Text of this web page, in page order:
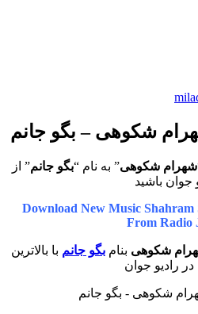
شکوهی – بگو جانم
شهرام شکوهی” به نام “بگو جانم” از
جوان باشید
Download New Music Shahram
From Radio
شکوهی بنامبگو جانم با بالاترین
رادیو جوان